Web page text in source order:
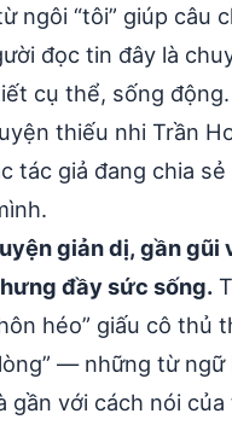
ngôi “tôi” giúp câu
đọc tin đây là
cụ thể, sống
thiếu nhi Trần
tác giả đang chia
giản dị, gần
đầy sức sống.
héo” giấu cô thủ
lòng” — những từ
gần với cách nói